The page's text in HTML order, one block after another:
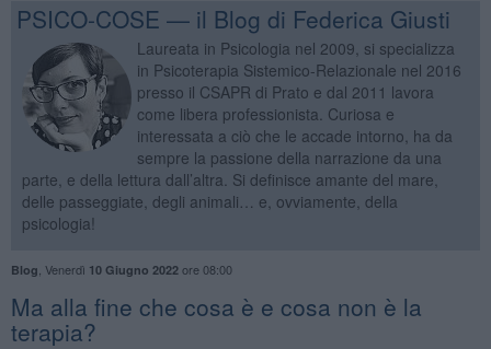
PSICO-COSE — il Blog di Federica Giusti
Laureata in Psicologia nel 2009, si specializza
in Psicoterapia Sistemico-Relazionale nel 2016
presso il CSAPR di Prato e dal 2011 lavora
come libera professionista. Curiosa e
interessata a ciò che le accade intorno, ha da
sempre la passione della narrazione da una
parte, e della lettura dall’altra. Si definisce amante del mare,
delle passeggiate, degli animali… e, ovviamente, della
psicologia!
Blog Venerdì 10 Giugno 2022ore 08:00
​Ma alla fine che cosa è e cosa non è la
terapia?